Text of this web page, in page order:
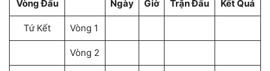
Vòng Đấu Ngày Giờ Trận Đấu Kết Quả
Tứ Kết Vòng 1
Vòng 2